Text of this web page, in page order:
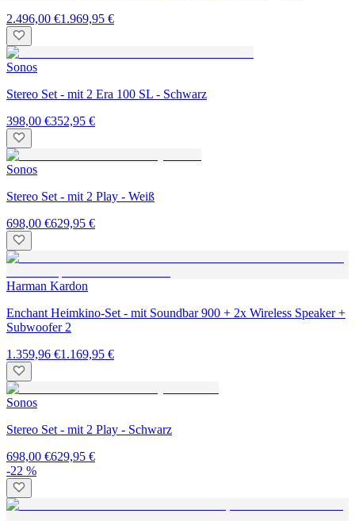
2.496,00 €1.969,95 €
Sonos
Stereo Set - mit 2 Era 100 SL - Schwarz
398,00 €352,95 €
Sonos
Stereo Set - mit 2 Play - Weiß
698,00 €629,95 €
Harman Kardon
Enchant Heimkino-Set - mit Soundbar 900 + 2x Wireless Speaker +
Subwoofer 2
1.359,96 €1.169,95 €
Sonos
Stereo Set - mit 2 Play - Schwarz
698,00 €629,95 €
-22 %